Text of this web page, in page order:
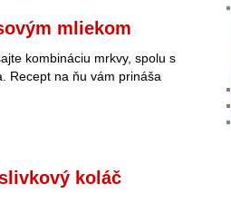
mliekom
kombináciu mrkvy, spolu s
Recept na ňu vám prináša
koláč